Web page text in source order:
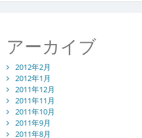
アーカイブ
2012年2月
2012年1月
2011年12月
2011年11月
2011年10月
2011年9月
2011年8月